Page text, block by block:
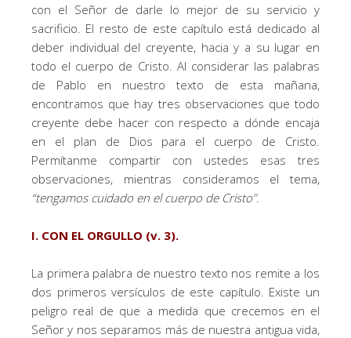
con el Señor de darle lo mejor de su servicio y
sacrificio. El resto de este capítulo está dedicado al
deber individual del creyente, hacia y a su lugar en
todo el cuerpo de Cristo. Al considerar las palabras
de Pablo en nuestro texto de esta mañana,
encontramos que hay tres observaciones que todo
creyente debe hacer con respecto a dónde encaja
en el plan de Dios para el cuerpo de Cristo.
Permítanme compartir con ustedes esas tres
observaciones, mientras consideramos el tema,
“tengamos cuidado en el cuerpo de Cristo”.
I. CON EL ORGULLO (v. 3).
La primera palabra de nuestro texto nos remite a los
dos primeros versículos de este capítulo. Existe un
peligro real de que a medida que crecemos en el
Señor y nos separamos más de nuestra antigua vida,